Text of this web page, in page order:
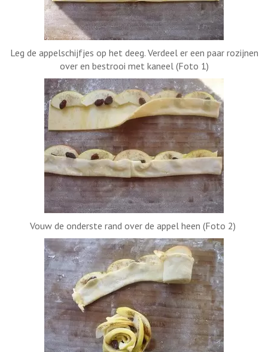
Leg de appelschijfjes op het deeg. Verdeel er een paar rozijnen
over en bestrooi met kaneel (Foto 1)
Vouw de onderste rand over de appel heen (Foto 2)